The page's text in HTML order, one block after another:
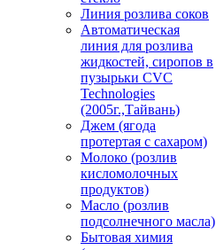
Линия розлива соков
Автоматическая
линия для розлива
жидкостей, сиропов в
пузырьки CVC
Technologies
(2005г.,Тайвань)
Джем (ягода
протертая с сахаром)
Молоко (розлив
кисломолочных
продуктов)
Масло (розлив
подсолнечного масла)
Бытовая химия